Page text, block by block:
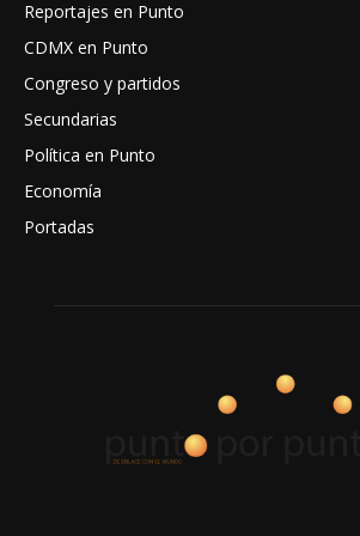
Reportajes en Punto
CDMX en Punto
Congreso y partidos
Secundarias
Política en Punto
Economía
Portadas